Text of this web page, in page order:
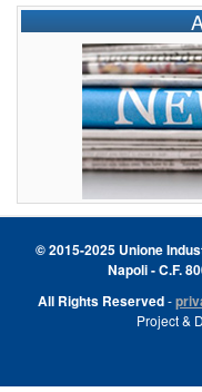
© 2015-2025 Unione
Napoli - C.F.
All Rights Reserved-
Project &